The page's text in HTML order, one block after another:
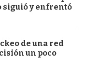
siguió y enfrentó
de una red
un poco